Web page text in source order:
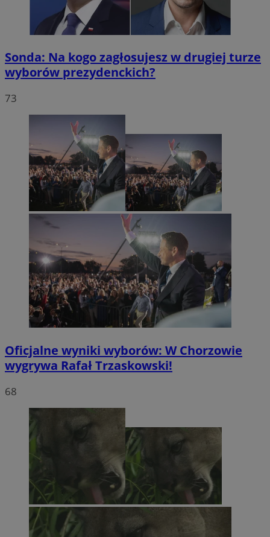
Sonda: Na kogo zagłosujesz w drugiej turze
wyborów prezydenckich?
73
Oficjalne wyniki wyborów: W Chorzowie
wygrywa Rafał Trzaskowski!
68